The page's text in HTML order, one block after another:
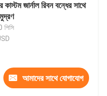
জার্নাল রিবন বন্ধের সাথে
আমাদের সাথে যোগাযোগ